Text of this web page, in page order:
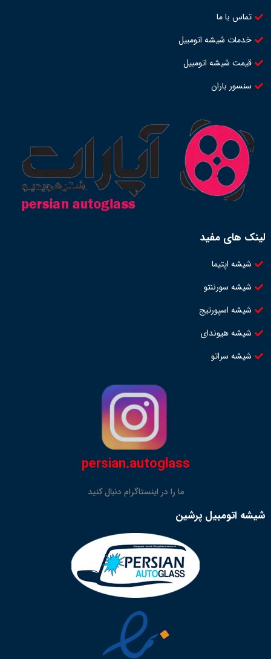
تماس با ما
خدمات شیشه اتومبیل
قیمت شیشه اتومبیل
سنسور باران
لینک های مفید
شیشه اپتیما
شیشه سورننتو
شیشه اسپورتیج
شیشه هیوندای
شیشه سراتو
persian.autoglass
ما را در اینستاگرام دنبال کنید
شیشه اتومبیل پرشین